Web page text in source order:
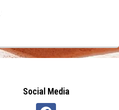
Social Media